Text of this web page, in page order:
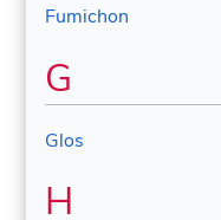
Fumichon
G
Glos
H